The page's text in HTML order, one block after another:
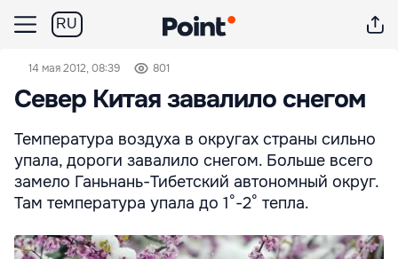
RU
14 мая 2012, 08:39 801
Север Китая завалило снегом
Температура воздуха в округах страны сильно
упала, дороги завалило снегом. Больше всего
замело Ганьнань-Тибетский автономный округ.
Там температура упала до 1°-2° тепла.